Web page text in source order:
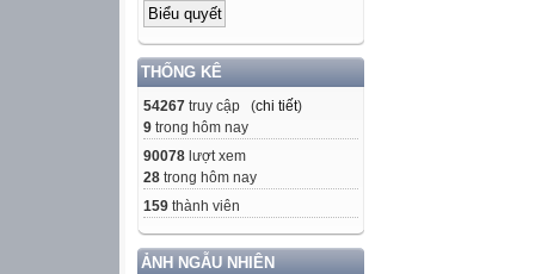
THỐNG KÊ
54267 truy cập (chi tiết)
9 trong hôm nay
90078 lượt xem
28 trong hôm nay
159 thành viên
ẢNH NGẪU NHIÊN